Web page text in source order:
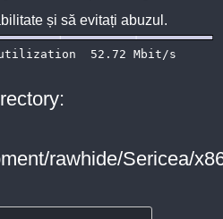
și să evitați abuzul.
rawhide/Sericea/